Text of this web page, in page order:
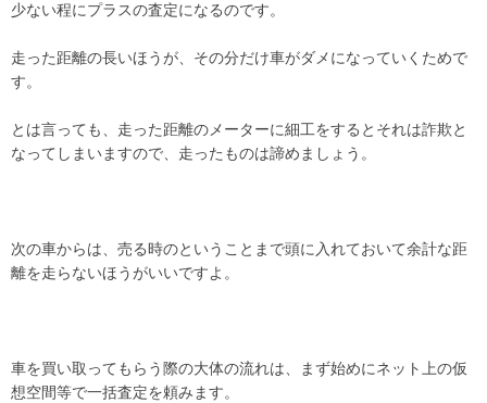
少ない程にプラスの査定になるのです。
走った距離の長いほうが、その分だけ車がダメになっていくためで
す。
とは言っても、走った距離のメーターに細工をするとそれは詐欺と
なってしまいますので、走ったものは諦めましょう。
次の車からは、売る時のということまで頭に入れておいて余計な距
離を走らないほうがいいですよ。
車を買い取ってもらう際の大体の流れは、まず始めにネット上の仮
想空間等で一括査定を頼みます。